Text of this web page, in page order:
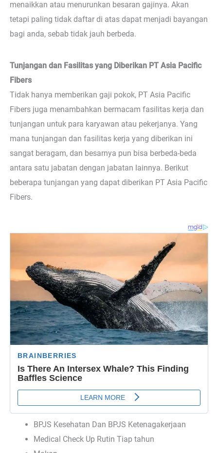
menaikkan atau menurunkan besaran gajinya. Akan
tetapi paling tidak daftar di atas dapat menjadi bayangan
bagi anda, sebab tidak jauh berbeda.
Tunjangan dan Fasilitas yang Diberikan PT Asia Pacific
Fibers
Tidak hanya memberikan gaji pokok, PT Asia Pacific
Fibers juga menambahkan bermacam fasilitas kerja dan
tunjangan untuk para karyawan atau pekerjanya. Yang
mana tunjangan dan fasilitas kerja yang diberikan ini
sangat beragam, dan besarnya pun bisa berbeda-beda
antara satu jabatan dengan jabatan lainnya. Berikut
beberapa tunjangan yang dapat diberikan PT Asia Pacific
Fibers.
BPJS Kesehatan Dan BPJS Ketenagakerjaan
Medical Check Up Rutin Tiap tahun